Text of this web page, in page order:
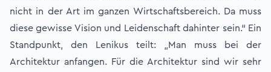
nicht in der Art im ganzen Wirtschaftsbereich. Da muss
diese gewisse Vision und Leidenschaft dahinter sein.“ Ein
Standpunkt, den Lenikus teilt: „Man muss bei der
Architektur anfangen. Für die Architektur sind wir sehr